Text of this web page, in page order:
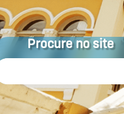
Procure no site